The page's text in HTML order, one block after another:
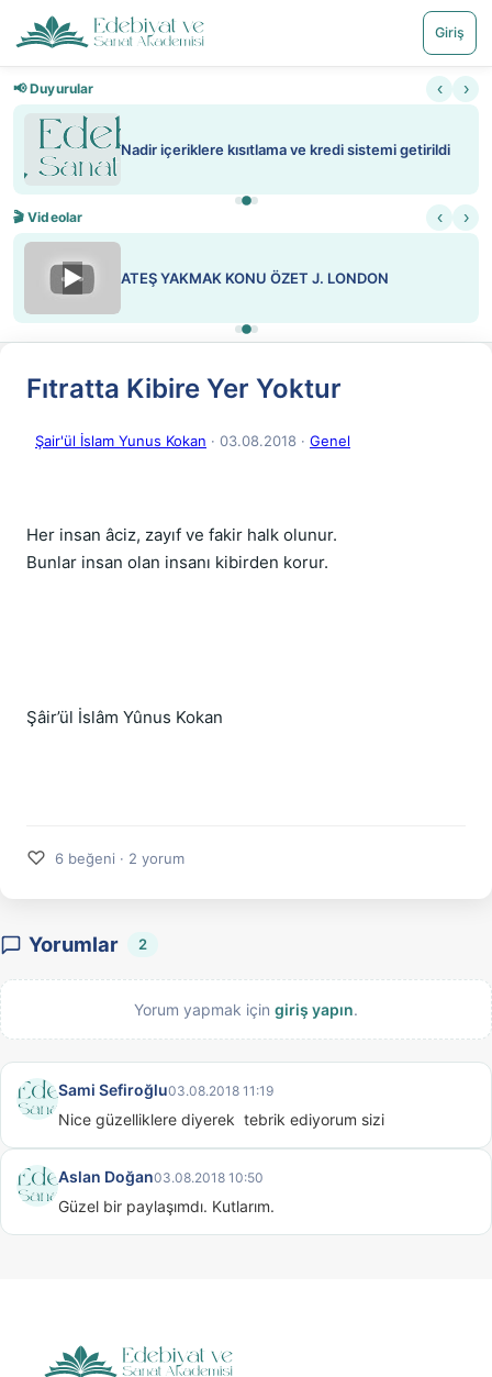
Giriş
📢 Duyurular ‹ ›
Nadir içeriklere kısıtlama ve kredi sistemi getirildi
🎬 Videolar ‹ ›
▶ ATEŞ YAKMAK KONU ÖZET J. LONDON
Fıtratta Kibire Yer Yoktur
Şair'ül İslam Yunus Kokan · 03.08.2018 · Genel
Her insan âciz, zayıf ve fakir halk olunur.
Bunlar insan olan insanı kibirden korur.
Şâir’ül İslâm Yûnus Kokan
♡ 6 beğeni · 2 yorum
Yorumlar 2
Yorum yapmak için giriş yapın.
Sami Sefiroğlu03.08.2018 11:19
Nice güzelliklere diyerek  tebrik ediyorum sizi
Aslan Doğan03.08.2018 10:50
Güzel bir paylaşımdı. Kutlarım.